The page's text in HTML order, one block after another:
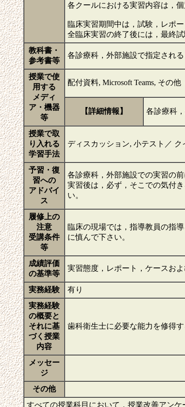
各クールにおける実習内容は，
臨床実習期間中は，試験，レポ
全臨床実習の終了後には，最終
教科書・
参考書等
各診療科，外部施設で指定され
授業で使
用する
メディ
ア・機器
等
配付資料, Microsoft Teams, その他
【詳細情報】 各診療科
授業で取
り入れる
学習手法
ディスカッション, 小テスト／ ク
予習・復
習への
アドバイ
ス
各診療科，外部施設での実習の
実習後は，必ず，そこでの気付
い。
履修上の
注意
受講条件
等
臨床の現場では，指導教員の指
に慎んで下さい。
成績評価
の基準等
実習態度，レポート，ケースお
実務経験
有り
実務経験
の概要と
それに基
づく授業
内容
歯科衛生士に必要な能力を修得
メッセー
ジ
その他
すべての授業科目において，授業改善アン